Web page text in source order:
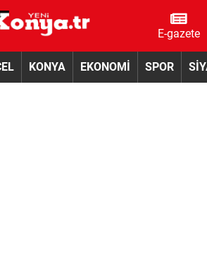
E-gazete
KONYA EKONOMİ SPOR